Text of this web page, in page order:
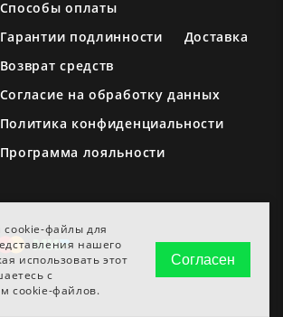
файлы для
нашего
использовать этот
с
cookie-файлов.
Согласен
Способы оплаты
Гарантии подлинности
Доставка
Возврат средств
Согласие на обработку данных
Политика конфиденциальности
Программа лояльности